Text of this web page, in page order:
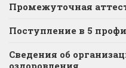
Промежуточная
Поступление в 5
Сведения об